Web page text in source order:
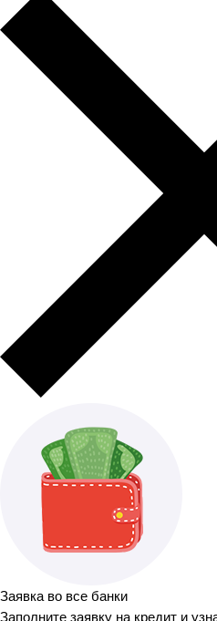
Заявка во все банки
Заполните заявку на кредит и